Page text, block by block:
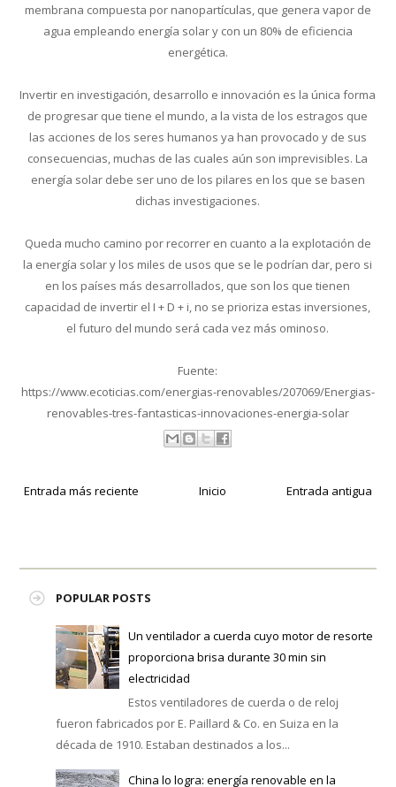
membrana compuesta por nanopartículas, que genera vapor de
agua empleando energía solar y con un 80% de eficiencia
energética.
Invertir en investigación, desarrollo e innovación es la única forma
de progresar que tiene el mundo, a la vista de los estragos que
las acciones de los seres humanos ya han provocado y de sus
consecuencias, muchas de las cuales aún son imprevisibles. La
energía solar debe ser uno de los pilares en los que se basen
dichas investigaciones.
Queda mucho camino por recorrer en cuanto a la explotación de
la energía solar y los miles de usos que se le podrían dar, pero si
en los países más desarrollados, que son los que tienen
capacidad de invertir el I + D + i, no se prioriza estas inversiones,
el futuro del mundo será cada vez más ominoso.
Fuente:
https://www.ecoticias.com/energias-renovables/207069/Energias-
renovables-tres-fantasticas-innovaciones-energia-solar
Entrada más reciente Entrada antigua
Inicio
POPULAR POSTS
Un ventilador a cuerda cuyo motor de resorte
proporciona brisa durante 30 min sin
electricidad
Estos ventiladores de cuerda o de reloj
fueron fabricados por E. Paillard & Co. en Suiza en la
década de 1910. Estaban destinados a los...
China lo logra: energía renovable en la